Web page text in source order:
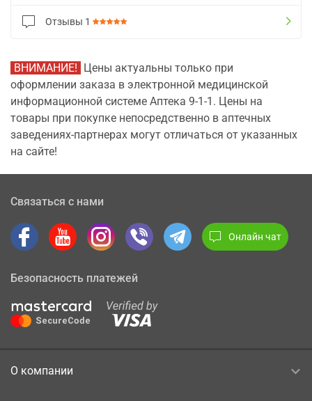
Отзывы 1
ВНИМАНИЕ! Цены актуальны только при
оформлении заказа в электронной медицинской
информационной системе Аптека 9-1-1. Цены на
товары при покупке непосредственно в аптечных
заведениях-партнерах могут отличаться от указанных
на сайте!
Связаться с нами
Онлайн чат
Безопасность платежей
О компании